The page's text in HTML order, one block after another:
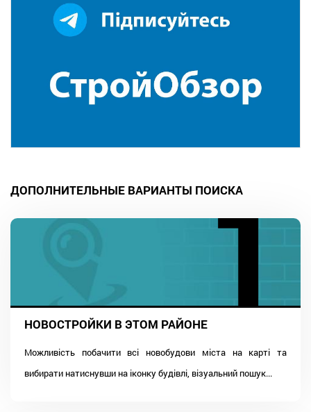
ДОПОЛНИТЕЛЬНЫЕ ВАРИАНТЫ ПОИСКА
НОВОСТРОЙКИ В ЭТОМ РАЙОНЕ
Можливість побачити всі новобудови міста на карті та
вибирати натиснувши на іконку будівлі, візуальний пошук...